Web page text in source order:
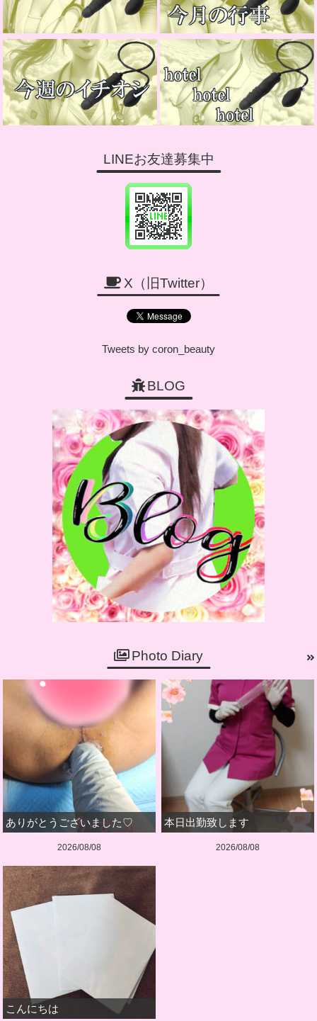
LINEお友達募集中
X（旧Twitter）
Tweets by coron_beauty
BLOG
Photo Diary
ありがとうございました♡
2026/08/08
本日出勤致します
2026/08/08
こんにちは